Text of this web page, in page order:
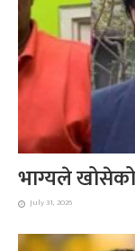
भाग्यले
July 31, 2026